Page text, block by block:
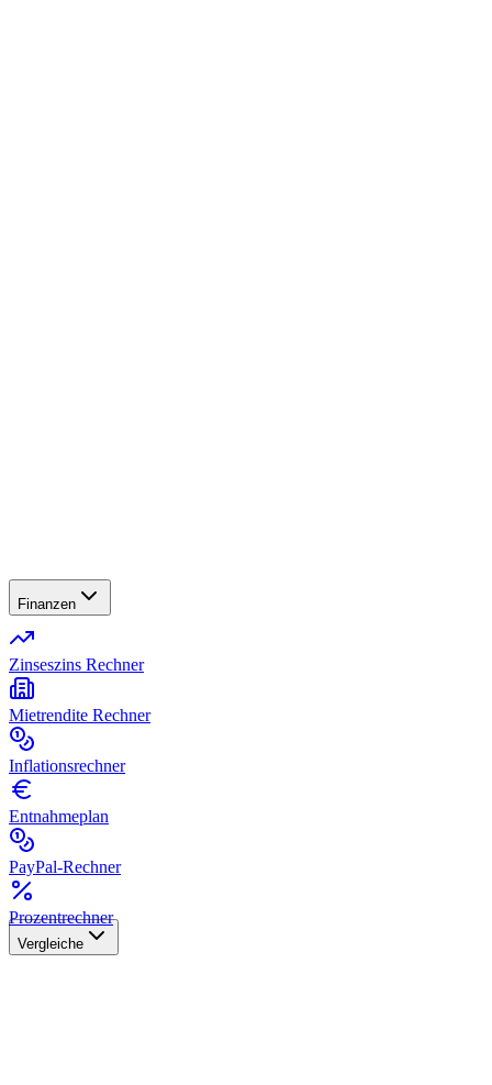
Finanzen
Zinseszins Rechner
Mietrendite Rechner
Inflationsrechner
Entnahmeplan
PayPal-Rechner
Prozentrechner
Vergleiche